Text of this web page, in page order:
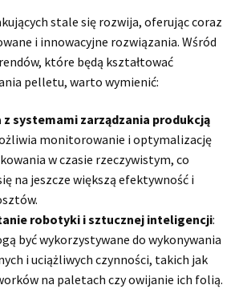
stale się rozwija, oferując coraz
i innowacyjne rozwiązania. Wśród
które będą kształtować
pelletu, warto wymienić:
systemami zarządzania produkcją
monitorowanie i optymalizację
w czasie rzeczywistym, co
na jeszcze większą efektywność i
robotyki i sztucznej inteligencji:
być wykorzystywane do wykonywania
i uciążliwych czynności, takich jak
na paletach czy owijanie ich folią.